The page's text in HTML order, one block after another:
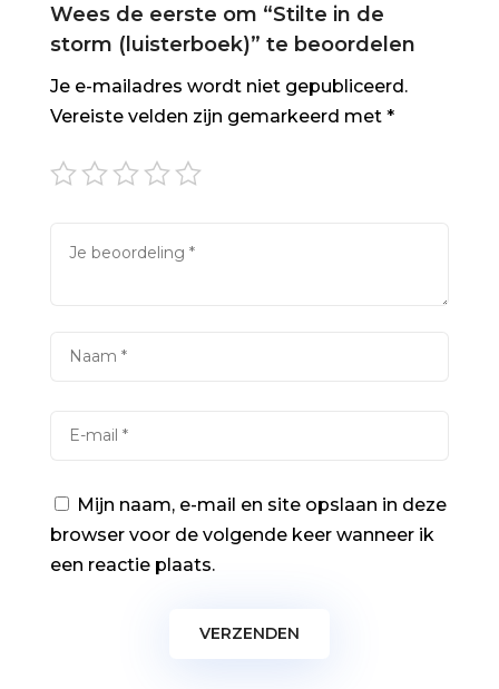
Wees de eerste om “Stilte in de
storm (luisterboek)” te beoordelen
Je e-mailadres wordt niet gepubliceerd.
Vereiste velden zijn gemarkeerd met *
Mijn naam, e-mail en site opslaan in deze
browser voor de volgende keer wanneer ik
een reactie plaats.